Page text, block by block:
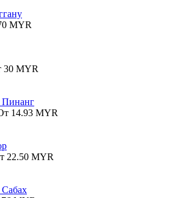
MYR
30 MYR
Пинанг
14.93 MYR
22.50 MYR
Сабах